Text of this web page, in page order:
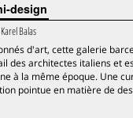
design
Karel Balas
d'art, cette galerie
des architectes italiens et
à la même époque. Une
pointue en matière de